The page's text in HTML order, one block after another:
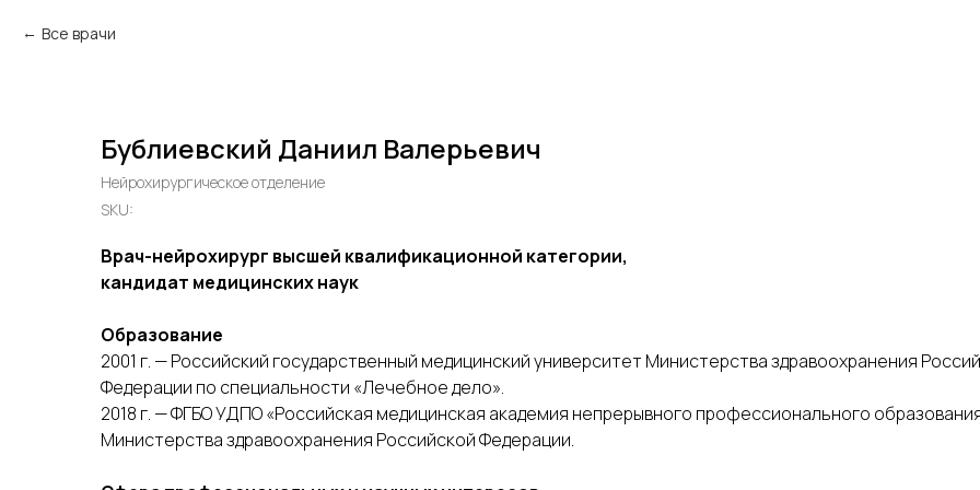
Все врачи
Бублиевский Даниил Валерьевич
Нейрохирургическое отделение
SKU:
Врач-нейрохирург высшей квалификационной категории,
кандидат медицинских наук
Образование
2001 г. — Российский государственный медицинский университет Министерства здравоохранения
Федерации по специальности «Лечебное дело».
2018 г. — ФГБО УДПО «Российская медицинская академия непрерывного профессионального
Министерства здравоохранения Российской Федерации.